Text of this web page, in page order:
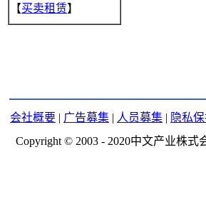
【买卖租赁】
会社概要 | 广告募集 | 人员募集 | 隐私
Copyright © 2003 - 2020中文产业株式